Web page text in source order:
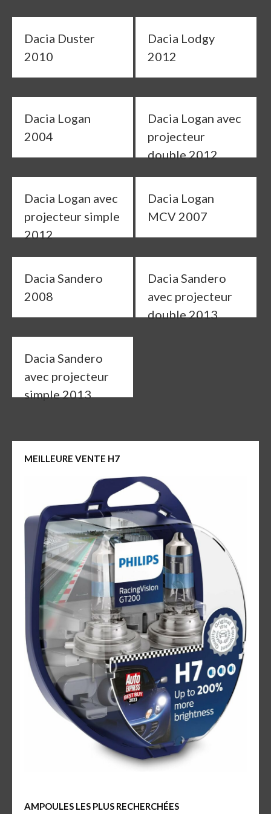
Dacia Duster
2010
Dacia Lodgy
2012
Dacia Logan
2004
Dacia Logan avec
projecteur
double 2012
Dacia Logan avec
projecteur simple
2012
Dacia Logan
MCV 2007
Dacia Sandero
2008
Dacia Sandero
avec projecteur
double 2013
Dacia Sandero
avec projecteur
simple 2013
MEILLEURE VENTE H7
AMPOULES LES PLUS RECHERCHÉES